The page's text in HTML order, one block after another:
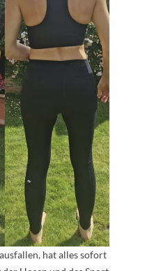
hat alles sofort